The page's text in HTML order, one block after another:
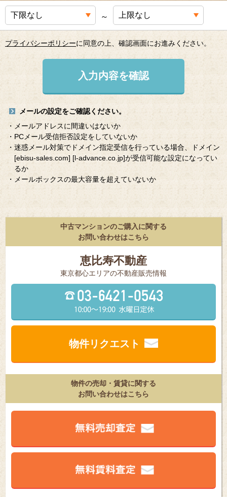
～
プライバシーポリシーに同意の上、確認画面にお進みください。
入力内容を確認
メールの設定をご確認ください。
・メールアドレスに間違いはないか
・PCメール受信拒否設定をしていないか
・迷惑メール対策でドメイン指定受信を行っている場合、ドメイン
[ebisu-sales.com] [l-advance.co.jp]が受信可能な設定になってい
るか
・メールボックスの最大容量を超えていないか
中古マンションのご購入に関する
お問い合わせはこちら
恵比寿不動産
東京都⼼エリアの不動産販売情報
物件リクエスト
物件の売却・賃貸に関する
お問い合わせはこちら